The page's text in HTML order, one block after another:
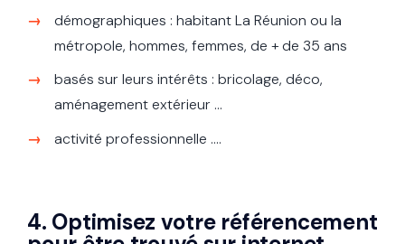
démographiques : habitant La Réunion ou la
métropole, hommes, femmes, de + de 35 ans
basés sur leurs intérêts : bricolage, déco,
aménagement extérieur …
activité professionnelle ….
4. Optimisez votre référencement